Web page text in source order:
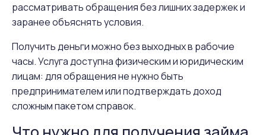
рассматривать обращения без лишних задержек и
заранее объяснять условия.
Получить деньги можно без выходных в рабочие
часы. Услуга доступна физическим и юридическим
лицам: для обращения не нужно быть
предпринимателем или подтверждать доход
сложным пакетом справок.